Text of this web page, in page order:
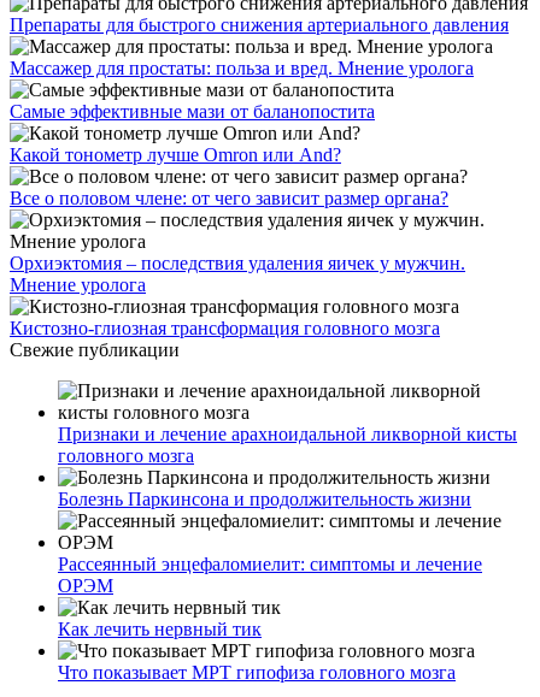
Препараты для быстрого снижения артериального давления
Массажер для простаты: польза и вред. Мнение уролога
Самые эффективные мази от баланопостита
Какой тонометр лучше Omron или And?
Все о половом члене: от чего зависит размер органа?
Орхиэктомия – последствия удаления яичек у мужчин.
Мнение уролога
Кистозно-глиозная трансформация головного мозга
Свежие публикации
Признаки и лечение арахноидальной ликворной кисты
головного мозга
Болезнь Паркинсона и продолжительность жизни
Рассеянный энцефаломиелит: симптомы и лечение
ОРЭМ
Как лечить нервный тик
Что показывает МРТ гипофиза головного мозга